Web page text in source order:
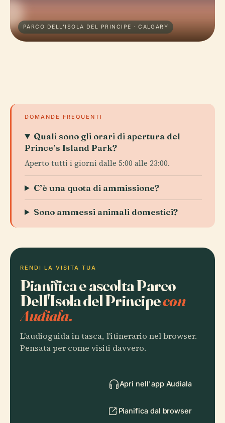
PARCO DELL'ISOLA DEL PRINCIPE · CALGARY
DOMANDE FREQUENTI
Quali sono gli orari di apertura del
Prince’s Island Park?
Aperto tutti i giorni dalle 5:00 alle 23:00.
C’è una quota di ammissione?
Sono ammessi animali domestici?
RENDI LA VISITA TUA
Pianifica e ascolta Parco
Dell'Isola del Principecon
Audiala.
L'audioguida in tasca, l'itinerario nel browser.
Pensata per come visiti davvero.
Apri nell'app Audiala
Pianifica dal browser